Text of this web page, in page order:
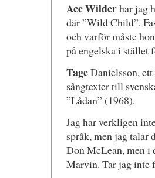
Ace Wilderhar jag
där ”Wild Child”.
och varför måste
på engelska i stället
TageDanielsson, ett
sångtexter till
”Lådan” (1968).
Jag har verkligen
språk, men jag talar
Don McLean, men i
Marvin. Tar jag inte